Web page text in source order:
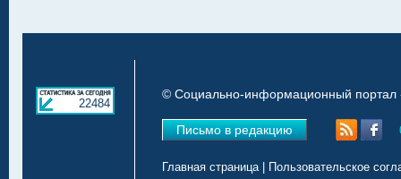
22484
© Социально-информационный портал
Письмо в редакцию
Главная страница| Пользовательское